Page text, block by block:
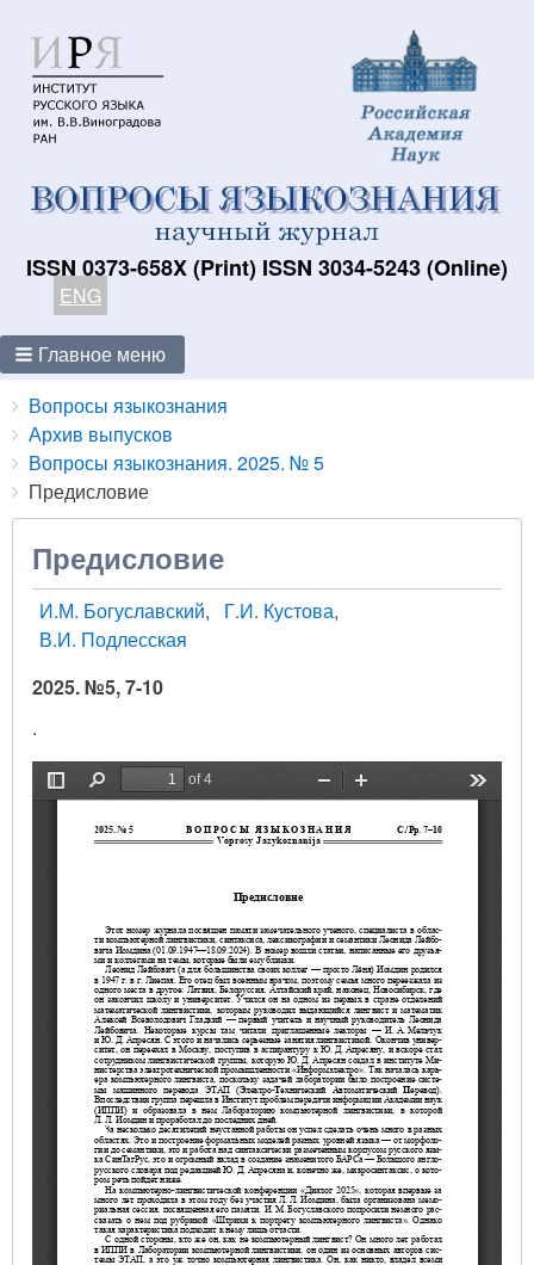
ISSN 0373-658X (Print) ISSN 3034-5243 (Online)
ENG
Главное меню
Breadcrumbs
You
are
here:
Вопросы языкознания
Архив выпусков
Вопросы языкознания. 2025. № 5
Предисловие
Предисловие
И.М. Богуславский
Г.И. Кустова
В.И. Подлесская
2025. №5, 7-10
.